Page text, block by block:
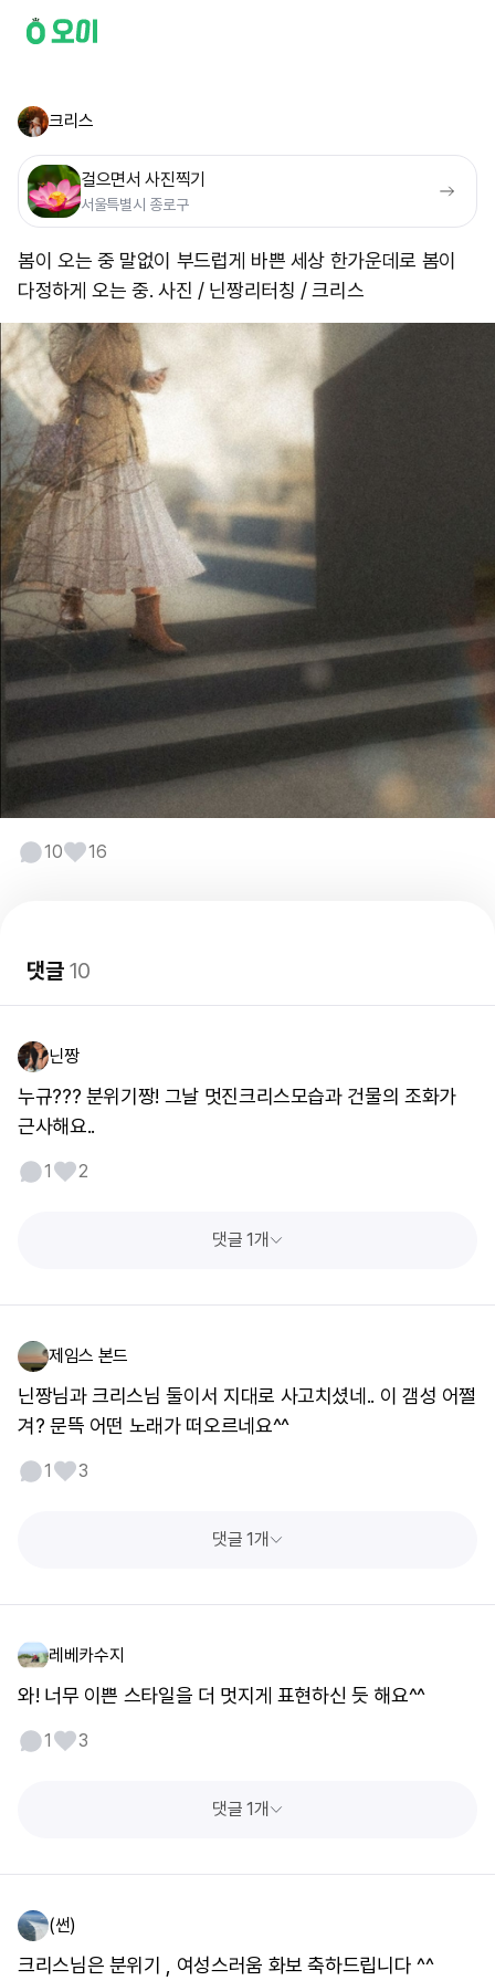
크리스
걸으면서 사진찍기
서울특별시 종로구
봄이 오는 중 말없이 부드럽게 바쁜 세상 한가운데로 봄이
다정하게 오는 중. 사진 / 닌짱 ​리터칭 / 크리스
10 16
댓글10
닌짱
누규??? 분위기짱! 그날 멋진크리스모습과 건물의 조화가
근사해요..
1 2
댓글 1개
제임스 본드
닌짱님과 크리스님 둘이서 지대로 사고치셨네.. 이 갬성 어쩔
겨? 문뜩 어떤 노래가 떠오르네요^^
1 3
댓글 1개
레베카수지
와! 너무 이쁜 스타일을 더 멋지게 표현하신 듯 해요^^
1 3
댓글 1개
(썬)
크리스님은 분위기 , 여성스러움 화보 축하드립니다 ^^